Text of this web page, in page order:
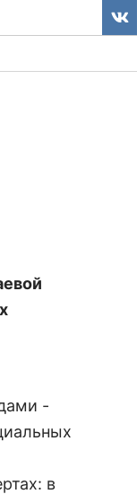
-
в